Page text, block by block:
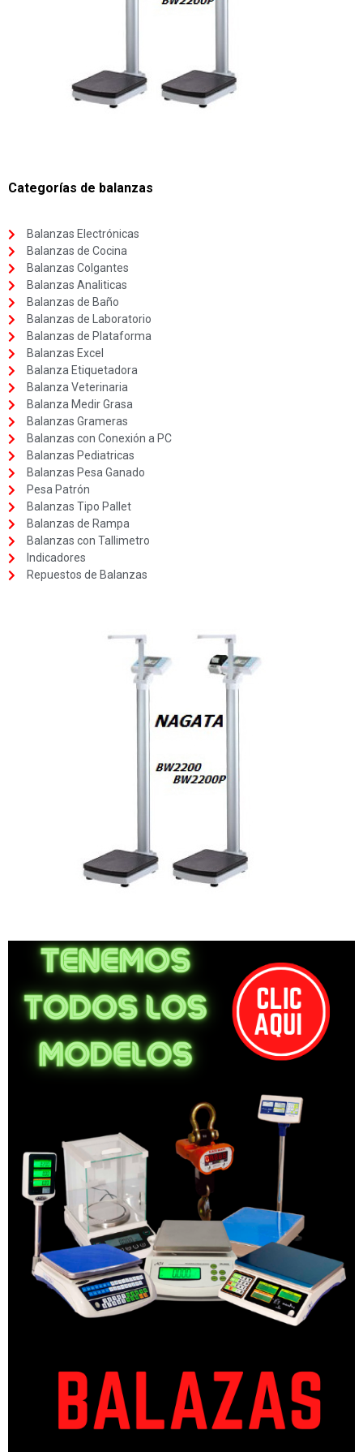
Categorías de balanzas
Balanzas Electrónicas
Balanzas de Cocina
Balanzas Colgantes
Balanzas Analiticas
Balanzas de Baño
Balanzas de Laboratorio
Balanzas de Plataforma
Balanzas Excel
Balanza Etiquetadora
Balanza Veterinaria
Balanza Medir Grasa
Balanzas Grameras
Balanzas con Conexión a PC
Balanzas Pediatricas
Balanzas Pesa Ganado
Pesa Patrón
Balanzas Tipo Pallet
Balanzas de Rampa
Balanzas con Tallimetro
Indicadores
Repuestos de Balanzas